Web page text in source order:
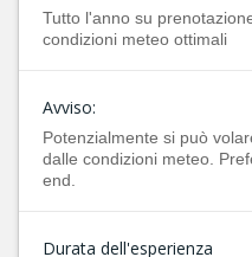
Tutto l'anno su
condizioni meteo ottimali
Avviso:
Potenzialmente si può
dalle condizioni meteo.
end.
Durata dell'esperienza